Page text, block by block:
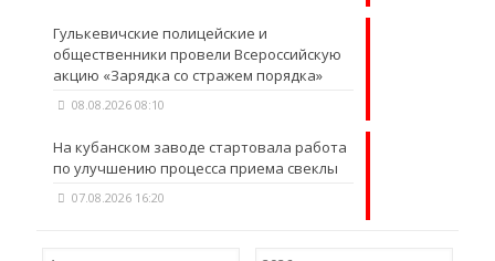
Гулькевичские полицейские и
общественники провели Всероссийскую
акцию «Зарядка со стражем порядка»
08.08.2026 08:10
На кубанском заводе стартовала работа
по улучшению процесса приема свеклы
07.08.2026 16:20